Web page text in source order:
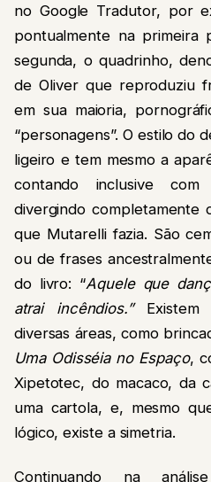
no Google Tradutor, por
pontualmente na primeira
segunda, o quadrinho,
de Oliver que reproduziu
em sua maioria,
“personagens”. O estilo do
ligeiro e tem mesmo a
contando inclusive
divergindo completamente
que Mutarelli fazia. São
ou de frases
do livro: “Aquele que
atrai incêndios.”
diversas áreas, como
Uma Odisséia no Espaço,
Xipetotec, do macaco, da
uma cartola, e, mesmo
lógico, existe a simetria.
Continuando na